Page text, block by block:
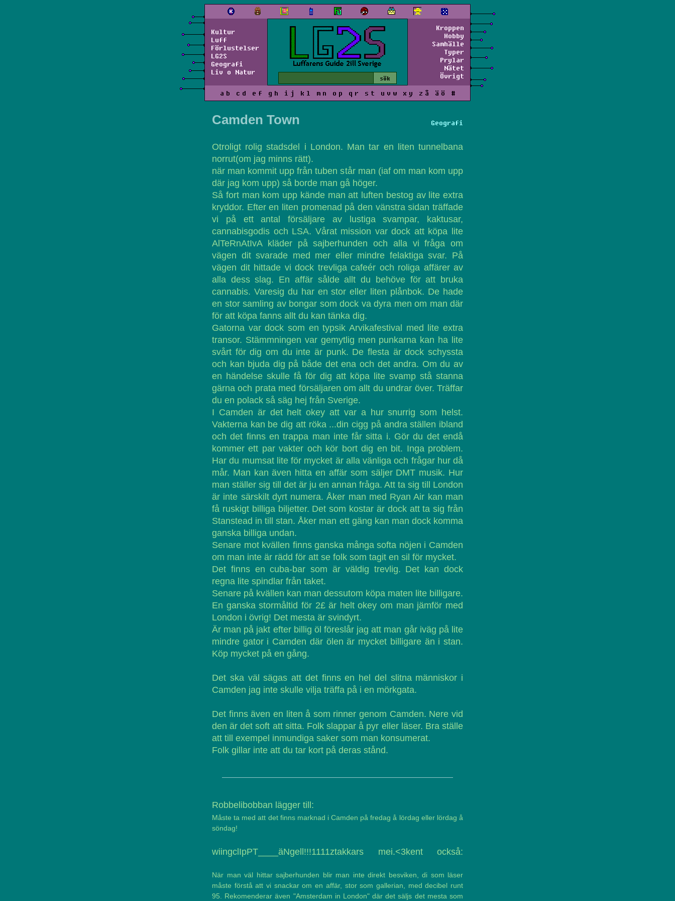
Kultur
Luff
Förlustelser
LG2S
Geografi
Liv o Natur
Kroppen
Hobby
Samhälle
Typer
Prylar
Nätet
Övrigt
a b c d e f g h i j k l m n o p q r s t u v w x y z å ä ö #
Geografi
Camden Town
Otroligt rolig stadsdel i London. Man tar en liten tunnelbana
norrut(om jag minns rätt).
när man kommit upp från tuben står man (iaf om man kom upp
där jag kom upp) så borde man gå höger.
Så fort man kom upp kände man att luften bestog av lite extra
kryddor. Efter en liten promenad på den vänstra sidan träffade
vi på ett antal försäljare av lustiga svampar, kaktusar,
cannabisgodis och LSA. Vårat mission var dock att köpa lite
AlTeRnAtIvA kläder på sajberhunden och alla vi fråga om
vägen dit svarade med mer eller mindre felaktiga svar. På
vägen dit hittade vi dock trevliga cafeér och roliga affärer av
alla dess slag. En affär sålde allt du behöve för att bruka
cannabis. Varesig du har en stor eller liten plånbok. De hade
en stor samling av bongar som dock va dyra men om man där
för att köpa fanns allt du kan tänka dig.
Gatorna var dock som en typsik Arvikafestival med lite extra
transor. Stämmningen var gemytlig men punkarna kan ha lite
svårt för dig om du inte är punk. De flesta är dock schyssta
och kan bjuda dig på både det ena och det andra. Om du av
en händelse skulle få för dig att köpa lite svamp stå stanna
gärna och prata med försäljaren om allt du undrar över. Träffar
du en polack så säg hej från Sverige.
I Camden är det helt okey att var a hur snurrig som helst.
Vakterna kan be dig att röka ...din cigg på andra ställen ibland
och det finns en trappa man inte får sitta i. Gör du det endå
kommer ett par vakter och kör bort dig en bit. Inga problem.
Har du mumsat lite för mycket är alla vänliga och frågar hur då
mår. Man kan även hitta en affär som säljer DMT musik. Hur
man ställer sig till det är ju en annan fråga. Att ta sig till London
är inte särskilt dyrt numera. Åker man med Ryan Air kan man
få ruskigt billiga biljetter. Det som kostar är dock att ta sig från
Stanstead in till stan. Åker man ett gäng kan man dock komma
ganska billiga undan.
Senare mot kvällen finns ganska många softa nöjen i Camden
om man inte är rädd för att se folk som tagit en sil för mycket.
Det finns en cuba-bar som är väldig trevlig. Det kan dock
regna lite spindlar från taket.
Senare på kvällen kan man dessutom köpa maten lite billigare.
En ganska stormåltid för 2£ är helt okey om man jämför med
London i övrig! Det mesta är svindyrt.
Är man på jakt efter billig öl föreslår jag att man går iväg på lite
mindre gator i Camden där ölen är mycket billigare än i stan.
Köp mycket på en gång.
Det ska väl sägas att det finns en hel del slitna människor i
Camden jag inte skulle vilja träffa på i en mörkgata.
Det finns även en liten å som rinner genom Camden. Nere vid
den är det soft att sitta. Folk slappar å pyr eller läser. Bra ställe
att till exempel inmundiga saker som man konsumerat.
Folk gillar inte att du tar kort på deras stånd.
Robbelibobban lägger till:
Måste ta med att det finns marknad i Camden på fredag å lördag eller lördag å
söndag!
wiingclIpPT____äNgell!!!1111ztakkars mei.<3kent också:
När man väl hittar sajberhunden blir man inte direkt besviken, di som läser
måste förstå att vi snackar om en affär, stor som gallerian, med decibel runt
95. Rekomenderar även "Amsterdam in London" där det säljs det mesta som